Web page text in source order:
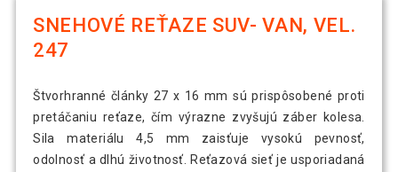
SNEHOVÉ REŤAZE SUV- VAN, VEL.
247
Štvorhranné články 27 x 16 mm sú prispôsobené proti
pretáčaniu reťaze, čím výrazne zvyšujú záber kolesa.
Sila materiálu 4,5 mm zaisťuje vysokú pevnosť,
odolnosť a dlhú životnosť. Reťazová sieť je usporiadaná